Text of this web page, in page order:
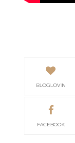
BLOGLOVIN
FACEBOOK